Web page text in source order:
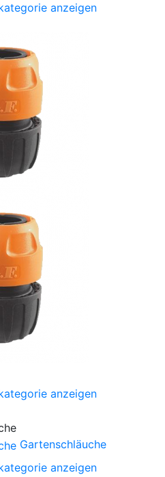
anzeigen
anzeigen
Gartenschläuche
anzeigen